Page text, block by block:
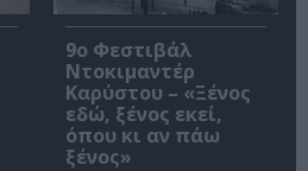
9ο Φεστιβάλ
Ντοκιμαντέρ
Καρύστου – «Ξένος
εδώ, ξένος εκεί,
όπου κι αν πάω
ξένος»